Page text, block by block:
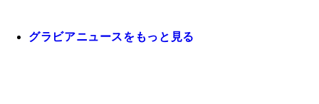
グラビアニュースをもっと見る